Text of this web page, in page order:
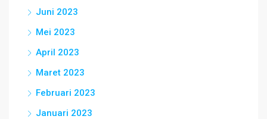
Juni 2023
Mei 2023
April 2023
Maret 2023
Februari 2023
Januari 2023